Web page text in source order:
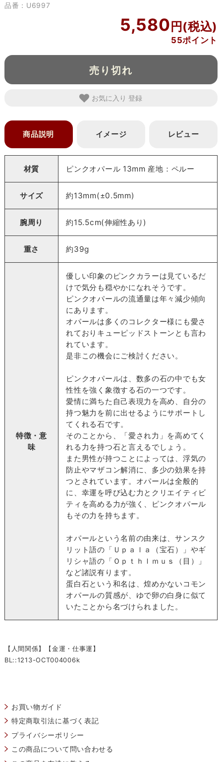
品番：U6997
5,580
55ポイント
売り切れ
お気に入り
商品説明 イメージ レビュー
材質 ピンクオパール 13mm 産地：ペルー
サイズ 約13mm(±0.5mm)
腕周り 約15.5cm(伸縮性あり)
重さ 約39g
特徴・意
味
優しい印象のピンクカラーは見ているだ
けで気分も穏やかになれそうです。
ピンクオパールの流通量は年々減少傾向
にあります。
オパールは多くのコレクター様にも愛さ
れておりキューピッドストーンとも言わ
れています。
是非この機会にご検討ください。
ピンクオパールは、数多の石の中でも女
性性を強く象徴する石の一つです。
愛情に満ちた自己表現力を高め、自分の
持つ魅力を前に出せるようにサポートし
てくれる石です。
そのことから、「愛され力」を高めてく
れる力を持つ石と言えるでしょう。
また男性が持つことによっては、浮気の
防止やマザコン解消に、多少の効果を持
つとされています。オパールは全般的
に、幸運を呼び込む力とクリエイティビ
ティを高める力が強く、ピンクオパール
もその力を持ちます。
オパールという名前の由来は、サンスク
リット語の「Ｕｐａｌａ（宝石）」やギ
リシャ語の「Ｏｐｔｈｌｍｕｓ（目）」
など諸説有ります。
蛋白石という和名は、煌めかないコモン
オパールの質感が、ゆで卵の白身に似て
いたことから名づけられました。
【人間関係】【金運・仕事運】
BL::1213-OCT004006k
お買い物ガイド
特定商取引法に基づく表記
プライバシーポリシー
この商品について問い合わせる